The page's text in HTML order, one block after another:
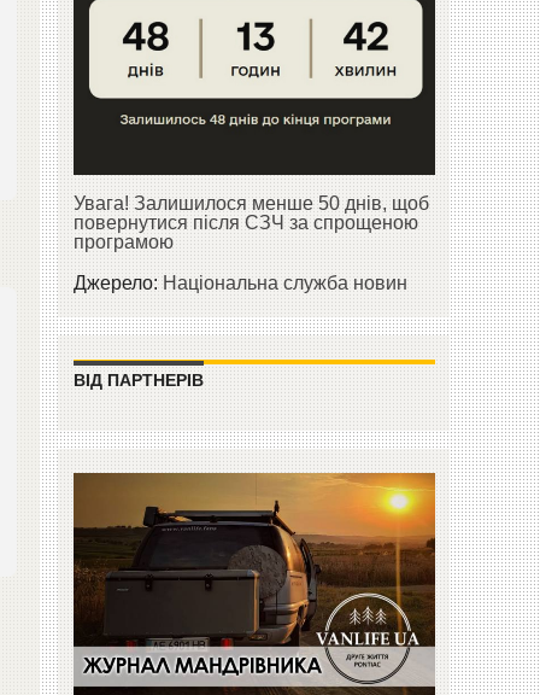
Увага! Залишилося менше 50 днів, щоб
повернутися після СЗЧ за спрощеною
програмою
Джерело:Національна служба новин
ВІД ПАРТНЕРІВ